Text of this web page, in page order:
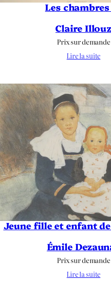
Les
Claire Illouz
Prix sur demande
Lire la suite
Jeune fille et enfant
Émile
Prix sur demande
Lire la suite